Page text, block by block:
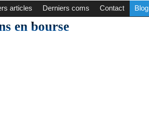
articles Derniers coms Contact Blog
en bourse